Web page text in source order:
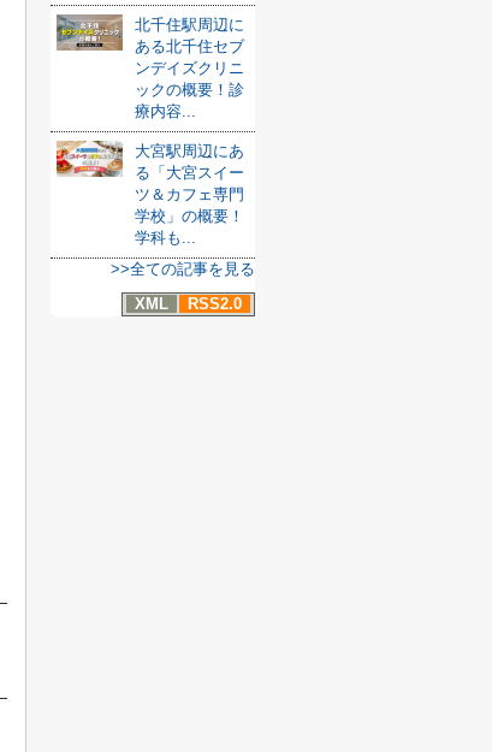
北千住駅周辺に
ある北千住セブ
ンデイズクリニ
ックの概要！診
療内容...
大宮駅周辺にあ
る「大宮スイー
ツ＆カフェ専門
学校」の概要！
学科も...
>>全ての記事を見る
XML
RSS2.0